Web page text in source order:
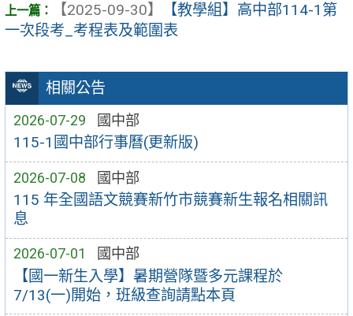
相關公告
2026-07-29 國中部
115-1國中部行事曆(更新版)
2026-07-08 國中部
115 年全國語文競賽新竹市競賽新生報名相關訊
息
2026-07-01 國中部
【國一新生入學】暑期營隊暨多元課程於
7/13(一)開始，班級查詢請點本頁
【2025-09-30】
【教學組】高中部114-1第
一次段考_考程表及範圍表